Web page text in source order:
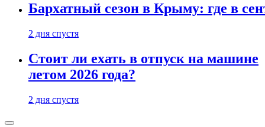
Бархатный сезон в Крыму: где в
2 дня спустя
Стоит ли ехать в отпуск на машине
летом 2026 года?
2 дня спустя